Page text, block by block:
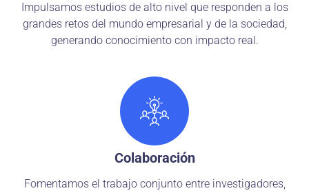
Impulsamos estudios de alto nivel que responden a los
grandes retos del mundo empresarial y de la sociedad,
generando conocimiento con impacto real.
Colaboración
Fomentamos el trabajo conjunto entre investigadores,